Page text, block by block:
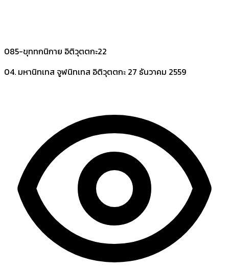
085-ขุททกนิกาย อิติวุตตกะ22
04. มหานิทเทส จูฬนิทเทส อิติวุตตกะ 27 ธันวาคม 2559